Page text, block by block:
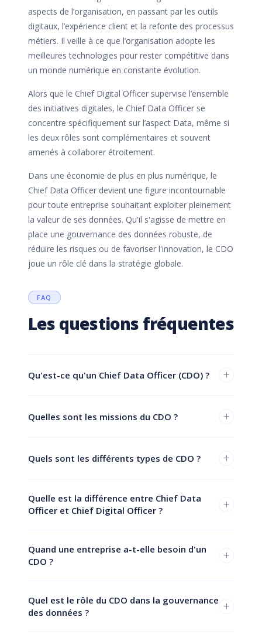
aspects de l’organisation, en passant par les outils
digitaux, l’expérience client et la refonte des processus
métiers. Il veille à ce que l’organisation adopte les
meilleures technologies pour rester compétitive dans
un monde numérique en constante évolution.
Alors que le Chief Digital Officer supervise l’ensemble
des initiatives digitales, le Chief Data Officer se
concentre spécifiquement sur l’aspect Data, même si
les deux rôles sont complémentaires et souvent
amenés à collaborer étroitement.
Dans une économie de plus en plus numérique, le
Chief Data Officer devient une figure incontournable
pour toute entreprise souhaitant exploiter pleinement
la valeur de ses données. Qu'il s'agisse de mettre en
place une gouvernance des données robuste, de
réduire les risques ou de favoriser l'innovation, le CDO
joue un rôle clé dans la stratégie globale.
FAQ
Les questions fréquentes
Qu'est-ce qu'un Chief Data Officer (CDO) ? +
Quelles sont les missions du CDO ? +
Quels sont les différents types de CDO ? +
Quelle est la différence entre Chief Data
Officer et Chief Digital Officer ?
+
Quand une entreprise a-t-elle besoin d'un
CDO ?
+
Quel est le rôle du CDO dans la gouvernance
des données ?
+